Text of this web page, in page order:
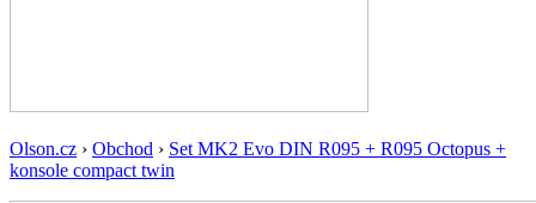
Olson.cz › Obchod › Set MK2 Evo DIN R095 + R095 Octopus +
konsole compact twin